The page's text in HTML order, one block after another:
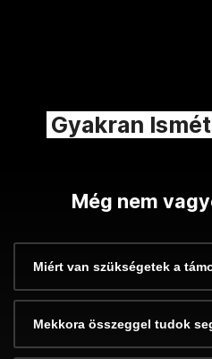
Gyakran
Még nem
Miért van szükségetek a
Mekkora összeggel tudok